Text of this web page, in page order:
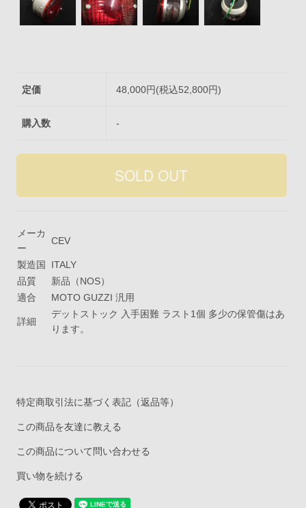
定価 48,000円(税込52,800円)
購入数 -
メーカ
ー
CEV
製造国
ITALY
品質
新品（NOS）
適合
MOTO GUZZI 汎用
詳細
デットストック 入手困難 ラスト1個 多少の保管傷はあ
ります。
特定商取引法に基づく表記（返品等）
この商品を友達に教える
この商品について問い合わせる
買い物を続ける